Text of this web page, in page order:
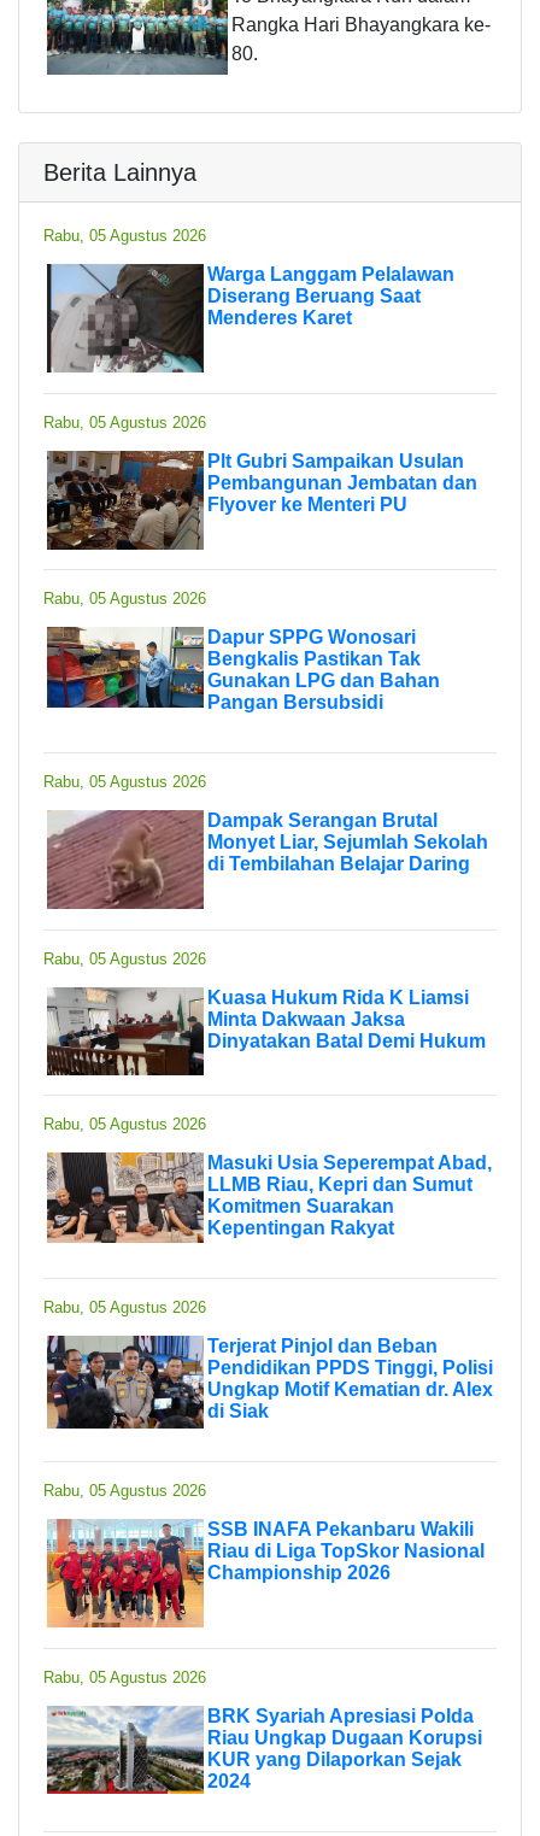
Rangka Hari Bhayangkara ke-
80.
Berita Lainnya
Rabu, 05 Agustus 2026
Warga Langgam Pelalawan
Diserang Beruang Saat
Menderes Karet
Rabu, 05 Agustus 2026
Plt Gubri Sampaikan Usulan
Pembangunan Jembatan dan
Flyover ke Menteri PU
Rabu, 05 Agustus 2026
Dapur SPPG Wonosari
Bengkalis Pastikan Tak
Gunakan LPG dan Bahan
Pangan Bersubsidi
Rabu, 05 Agustus 2026
Dampak Serangan Brutal
Monyet Liar, Sejumlah Sekolah
di Tembilahan Belajar Daring
Rabu, 05 Agustus 2026
Kuasa Hukum Rida K Liamsi
Minta Dakwaan Jaksa
Dinyatakan Batal Demi Hukum
Rabu, 05 Agustus 2026
Masuki Usia Seperempat Abad,
LLMB Riau, Kepri dan Sumut
Komitmen Suarakan
Kepentingan Rakyat
Rabu, 05 Agustus 2026
Terjerat Pinjol dan Beban
Pendidikan PPDS Tinggi, Polisi
Ungkap Motif Kematian dr. Alex
di Siak
Rabu, 05 Agustus 2026
SSB INAFA Pekanbaru Wakili
Riau di Liga TopSkor Nasional
Championship 2026
Rabu, 05 Agustus 2026
BRK Syariah Apresiasi Polda
Riau Ungkap Dugaan Korupsi
KUR yang Dilaporkan Sejak
2024